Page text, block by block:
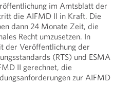
im Amtsblatt der
die AIFMD II in Kraft. Die
dann 24 Monate Zeit, die
Recht umzusetzen. In
der Veröffentlichung der
(RTS) und ESMA
II gerechnet, die
zur AIFMD